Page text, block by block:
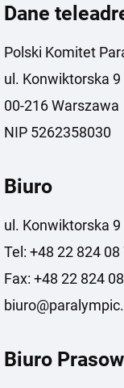
Dane
Polski Komitet
ul. Konwiktorska 9
00-216 Warszawa
NIP 5262358030
Biuro
ul. Konwiktorska
Tel: +48 22 824 08
Fax: +48 22 824
Biuro